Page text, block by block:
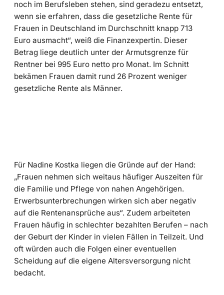
noch im Berufsleben stehen, sind geradezu entsetzt,
wenn sie erfahren, dass die gesetzliche Rente für
Frauen in Deutschland im Durchschnitt knapp 713
Euro ausmacht“, weiß die Finanzexpertin. Dieser
Betrag liege deutlich unter der Armutsgrenze für
Rentner bei 995 Euro netto pro Monat. Im Schnitt
bekämen Frauen damit rund 26 Prozent weniger
gesetzliche Rente als Männer.
Für Nadine Kostka liegen die Gründe auf der Hand:
„Frauen nehmen sich weitaus häufiger Auszeiten für
die Familie und Pflege von nahen Angehörigen.
Erwerbsunterbrechungen wirken sich aber negativ
auf die Rentenansprüche aus“. Zudem arbeiteten
Frauen häufig in schlechter bezahlten Berufen – nach
der Geburt der Kinder in vielen Fällen in Teilzeit. Und
oft würden auch die Folgen einer eventuellen
Scheidung auf die eigene Altersversorgung nicht
bedacht.